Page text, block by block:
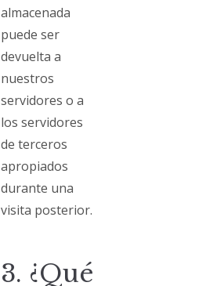
almacenada
puede ser
devuelta a
nuestros
servidores o a
los servidores
de terceros
apropiados
durante una
visita posterior.
3. ¿Qué